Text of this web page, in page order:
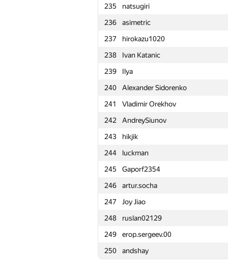
235
natsugiri
236
asimetric
237
hirokazu1020
238
Ivan Katanic
239
Ilya
240
Alexander Sidorenko
241
Vladimir Orekhov
242
AndreySiunov
243
hikjik
244
luckman
245
Gaporf2354
246
artur.socha
247
Joy Jiao
248
ruslan02129
249
erop.sergeev.00
250
andshay
212
r.redmage
213
Мехрубон
214
zapolskydima
215
marcose18
216
nwin
217
Mervap
218
WslF
219
dvp
220
ktulhykun
221
Mark Korn
222
igor.miheew
223
kirya2604
224
Gassa
225
meriDOS.programs
226
obe-wan01
227
andrey.nekrashevich